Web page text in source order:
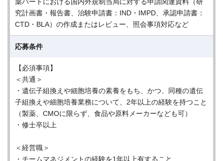
究計画書・報告書、治験申請書：IND・IMPD、承認申請書：
CTD・BLA）の作成またはレビュー、照会事項対応など
応募条件
【必須事項】
＜共通＞
・遺伝子組換えや細胞培養の素養をもち、かつ、同種の遺伝
子組換えや細胞培養業務について、2年以上の経験を持つこと
（製薬、CMOに限らず、食品や原料メーカーなども可）
・修士卒以上
＜経営職＞
・チームマネジメントの経験を1年以上有すること